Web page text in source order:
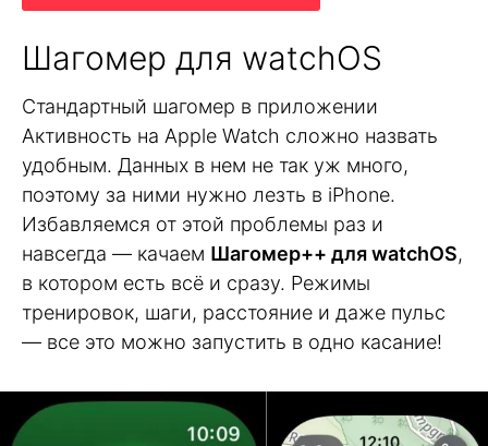
Шагомер для watchOS
Стандартный шагомер в приложении
Активность на Apple Watch сложно назвать
удобным. Данных в нем не так уж много,
поэтому за ними нужно лезть в iPhone.
Избавляемся от этой проблемы раз и
навсегда — качаем Шагомер++ для watchOS,
в котором есть всё и сразу. Режимы
тренировок, шаги, расстояние и даже пульс
— все это можно запустить в одно касание!